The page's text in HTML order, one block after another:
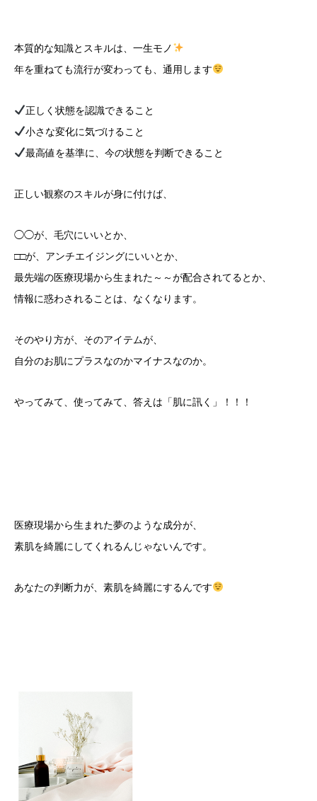
本質的な知識とスキルは、一生モノ
年を重ねても流行が変わっても、通用します
正しく状態を認識できること
小さな変化に気づけること
最高値を基準に、今の状態を判断できること
正しい観察のスキルが身に付けば、
◯◯が、毛穴にいいとか、
□□が、アンチエイジングにいいとか、
最先端の医療現場から生まれた～～が配合されてるとか、
情報に惑わされることは、なくなります。
そのやり方が、そのアイテムが、
自分のお肌にプラスなのかマイナスなのか。
やってみて、使ってみて、答えは「肌に訊く」！！！
医療現場から生まれた夢のような成分が、
素肌を綺麗にしてくれるんじゃないんです。
あなたの判断力が、素肌を綺麗にするんです